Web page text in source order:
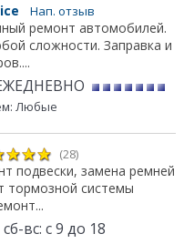
Нап. отзыв
ремонт автомобилей.
сложности. Заправка и
Любые
(28)
подвески, замена ремней
тормозной системы
вс: с 9 до 18